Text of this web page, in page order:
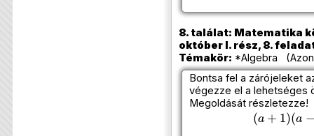
8. találat: Matematika
október I. rész, 8.
Témakör: *Algebra
Bontsa fel a zárójeleket
végezze el a lehetséges
Megoldását részletezze!
(a+1)(a−1